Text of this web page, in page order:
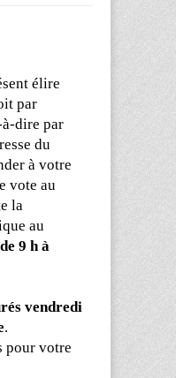
élire
par
dire par
du
à votre
vote au
la
au
9 h à
vendredi
.
pour votre